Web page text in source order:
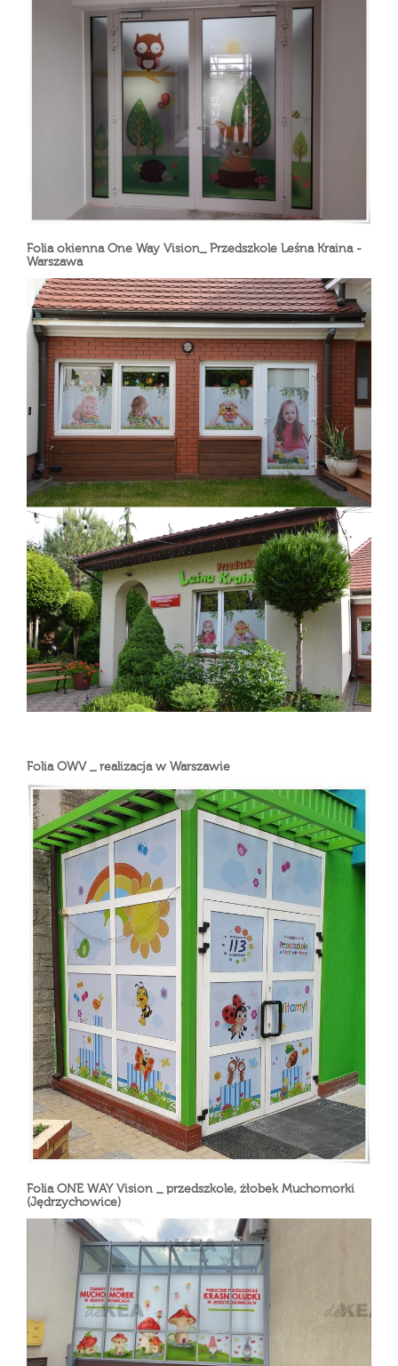
Folia okienna One Way Vision_ Przedszkole Leśna Kraina -
Warszawa
Folia OWV _ realizacja w Warszawie
Folia ONE WAY Vision _ przedszkole, żłobek Muchomorki
(Jędrzychowice)